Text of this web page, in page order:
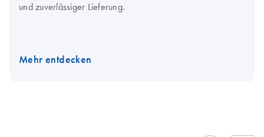
und zuverlässiger Lieferung.
Mehr entdecken